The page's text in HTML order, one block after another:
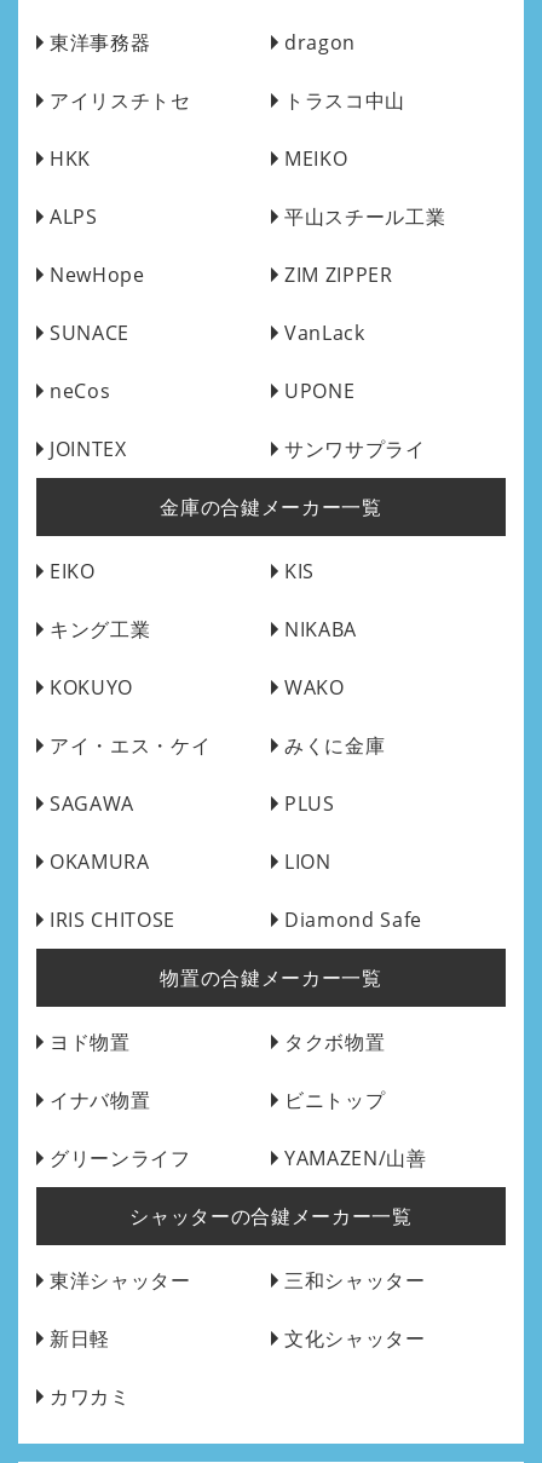
東洋事務器 dragon
アイリスチトセ トラスコ中山
HKK MEIKO
ALPS 平山スチール工業
NewHope ZIM ZIPPER
SUNACE VanLack
neCos UPONE
JOINTEX サンワサプライ
金庫の合鍵メーカー一覧
EIKO KIS
キング工業 NIKABA
KOKUYO WAKO
アイ・エス・ケイ みくに金庫
SAGAWA PLUS
OKAMURA LION
IRIS CHITOSE Diamond Safe
物置の合鍵メーカー一覧
ヨド物置 タクボ物置
イナバ物置 ビニトップ
グリーンライフ YAMAZEN/山善
シャッターの合鍵メーカー一覧
東洋シャッター 三和シャッター
新日軽 文化シャッター
カワカミ